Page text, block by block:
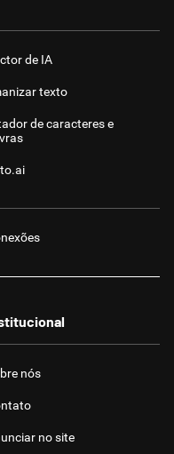
de IA
texto
de caracteres e
nós
no site